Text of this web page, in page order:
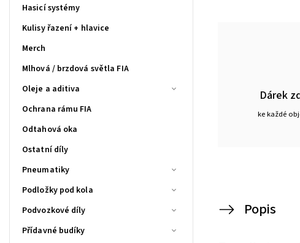
Hasicí systémy
Kulisy řazení + hlavice
Merch
Mlhová / brzdová světla FIA
Oleje a aditiva
Ochrana rámu FIA
Odtahová oka
Ostatní díly
Pneumatiky
Podložky pod kola
Podvozkové díly
Přídavné budíky
Dárek
ke každé
Popis